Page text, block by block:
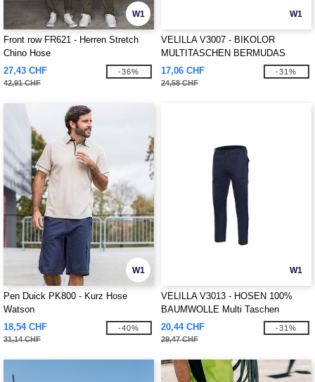
W1
Front row FR621 - Herren Stretch
Chino Hose
27,43 CHF
42,91 CHF
-36%
W1
VELILLA V3007 - BIKOLOR
MULTITASCHEN BERMUDAS
17,06 CHF
24,58 CHF
-31%
W1
Pen Duick PK800 - Kurz Hose
Watson
18,54 CHF
31,14 CHF
-40%
W1
VELILLA V3013 - HOSEN 100%
BAUMWOLLE Multi Taschen
20,44 CHF
29,47 CHF
-31%